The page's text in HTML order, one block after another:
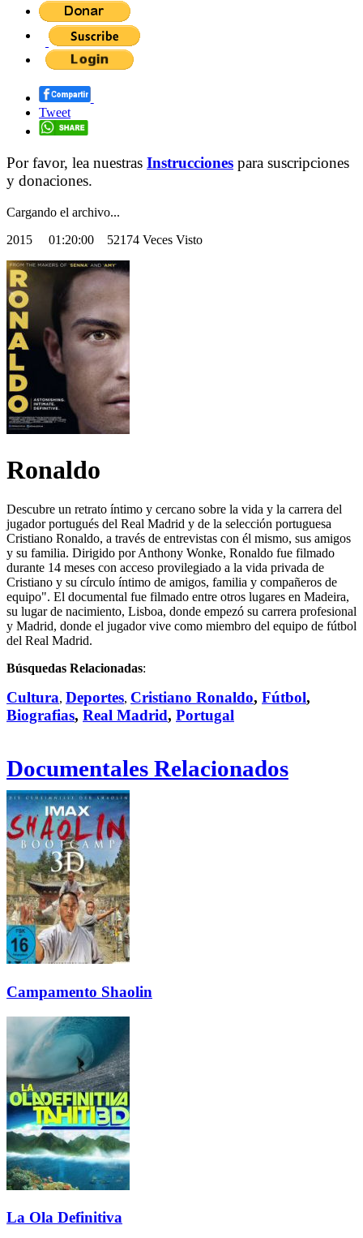
Tweet
Por favor, lea nuestras Instrucciones para suscripciones
y donaciones.
Cargando el archivo...
2015 01:20:00 52174 Veces Visto
Ronaldo
Descubre un retrato íntimo y cercano sobre la vida y la carrera del
jugador portugués del Real Madrid y de la selección portuguesa
Cristiano Ronaldo, a través de entrevistas con él mismo, sus amigos
y su familia. Dirigido por Anthony Wonke, Ronaldo fue filmado
durante 14 meses con acceso provilegiado a la vida privada de
Cristiano y su círculo íntimo de amigos, familia y compañeros de
equipo". El documental fue filmado entre otros lugares en Madeira,
su lugar de nacimiento, Lisboa, donde empezó su carrera profesional
y Madrid, donde el jugador vive como miembro del equipo de fútbol
del Real Madrid.
Búsquedas Relacionadas:
Cultura, Deportes, Cristiano Ronaldo, Fútbol,
Biografias, Real Madrid, Portugal
Documentales Relacionados
Campamento Shaolin
La Ola Definitiva